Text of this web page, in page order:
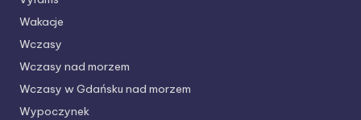
Wakacje
Wczasy
Wczasy nad morzem
Wczasy w Gdańsku nad morzem
Wypoczynek